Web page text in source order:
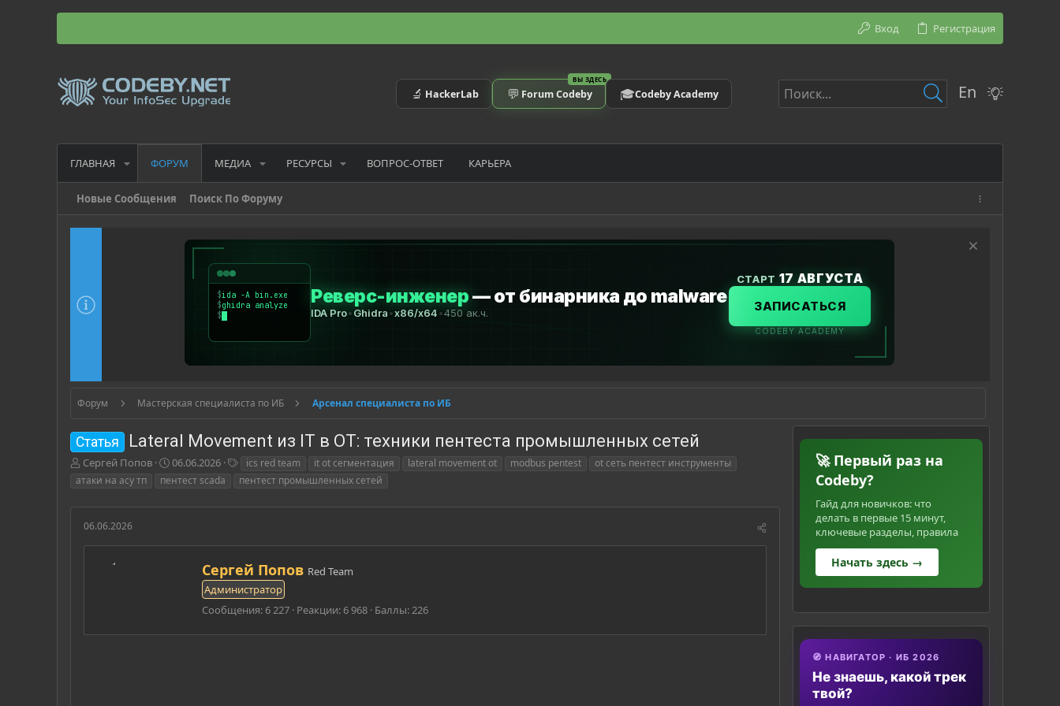
Вход Регистрация
🔬 HackerLab
ВЫ ЗДЕСЬ
💬 Forum Codeby 🎓Codeby Academy En
ГЛАВНАЯ ФОРУМ МЕДИА РЕСУРСЫ ВОПРОС-ОТВЕТ КАРЬЕРА
Новые Сообщения Поиск По Форуму
Форум Мастерская специалиста по ИБ Арсенал специалиста по ИБ
Статья Lateral Movement из IT в OT: техники пентеста промышленных сетей
А
в
о
т
е
Сергей Попов
Д
а
а
ч
06.06.2026
е
и
ics red team it ot сегментация lateral movement ot modbus pentest
ot сеть пентест инструменты
атаки на асу тп
пентест scada пентест промышленных сетей
06.06.2026
А
в
т
о
Сергей Попов Red Team
Администратор
Сообщения 6 227 Реакции 6 968 Баллы 226
🚀 Первый раз на
Codeby?
Гайд для новичков: что
делать в первые 15 минут,
ключевые разделы, правила
Начать здесь →
🧭 НАВИГАТОР · ИБ 2026
Не знаешь, какой трек
твой?